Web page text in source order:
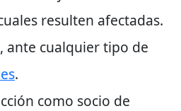
resulten afectadas.
ante cualquier tipo de
.
como socio de